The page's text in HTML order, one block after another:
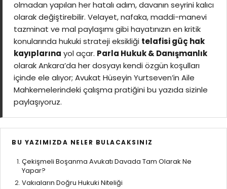
olmadan yapılan her hatalı adım, davanın seyrini kalıcı
olarak değiştirebilir. Velayet, nafaka, maddi-manevi
tazminat ve mal paylaşımı gibi hayatınızın en kritik
konularında hukuki strateji eksikliği telafisi güç hak
kayıplarına yol açar. Parla Hukuk & Danışmanlık
olarak Ankara’da her dosyayı kendi özgün koşulları
içinde ele alıyor; Avukat Hüseyin Yurtseven’in Aile
Mahkemelerindeki çalışma pratiğini bu yazıda sizinle
paylaşıyoruz.
BU YAZIMIZDA NELER BULACAKSINIZ
Çekişmeli Boşanma Avukatı Davada Tam Olarak Ne
Yapar?
Vakıaların Doğru Hukuki Niteliği